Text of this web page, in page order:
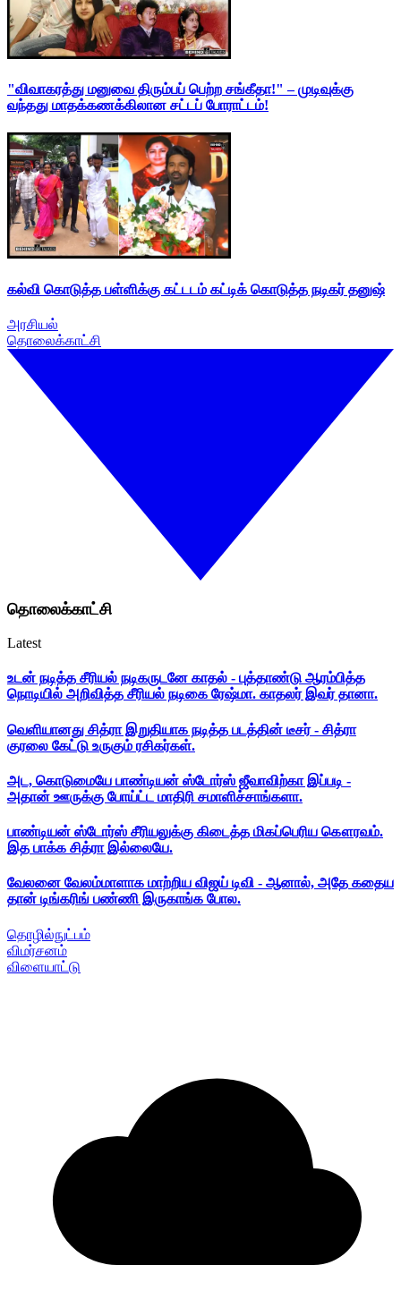
"விவாகரத்து மனுவை திரும்பப் பெற்ற சங்கீதா!" – முடிவுக்கு
வந்தது மாதக்கணக்கிலான சட்டப் போராட்டம்!
கல்வி கொடுத்த பள்ளிக்கு கட்டடம் கட்டிக் கொடுத்த நடிகர் தனுஷ்
அரசியல்
தொலைக்காட்சி
தொலைக்காட்சி
Latest
உடன் நடித்த சீரியல் நடிகருடனே காதல் - புத்தாண்டு ஆரம்பித்த
நொடியில் அறிவித்த சீரியல் நடிகை ரேஷ்மா. காதலர் இவர் தானா.
வெளியானது சித்ரா இறுதியாக நடித்த படத்தின் டீசர் - சித்ரா
குரலை கேட்டு உருகும் ரசிகர்கள்.
அட, கொடுமையே பாண்டியன் ஸ்டோர்ஸ் ஜீவாவிற்கா இப்படி -
அதான் ஊருக்கு போய்ட்ட மாதிரி சமாளிச்சாங்களா.
பாண்டியன் ஸ்டோர்ஸ் சீரியலுக்கு கிடைத்த மிகப்பெரிய கௌரவம்.
இத பாக்க சித்ரா இல்லையே.
வேலனை வேலம்மாளாக மாற்றிய விஜய் டிவி - ஆனால், அதே கதைய
தான் டிங்கரிங் பண்ணி இருகாங்க போல.
தொழில்நுட்பம்
விமர்சனம்
விளையாட்டு